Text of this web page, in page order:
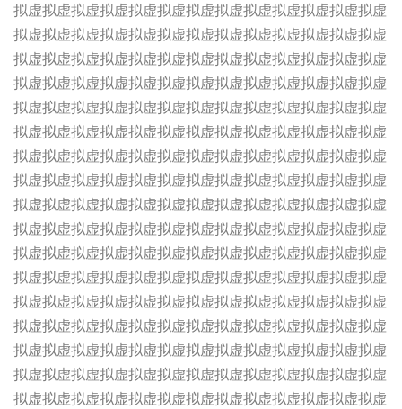
拟虚拟虚拟虚拟虚拟虚拟虚拟虚拟虚拟虚拟虚拟虚拟虚拟虚
拟虚拟虚拟虚拟虚拟虚拟虚拟虚拟虚拟虚拟虚拟虚拟虚拟虚
拟虚拟虚拟虚拟虚拟虚拟虚拟虚拟虚拟虚拟虚拟虚拟虚拟虚
拟虚拟虚拟虚拟虚拟虚拟虚拟虚拟虚拟虚拟虚拟虚拟虚拟虚
拟虚拟虚拟虚拟虚拟虚拟虚拟虚拟虚拟虚拟虚拟虚拟虚拟虚
拟虚拟虚拟虚拟虚拟虚拟虚拟虚拟虚拟虚拟虚拟虚拟虚拟虚
拟虚拟虚拟虚拟虚拟虚拟虚拟虚拟虚拟虚拟虚拟虚拟虚拟虚
拟虚拟虚拟虚拟虚拟虚拟虚拟虚拟虚拟虚拟虚拟虚拟虚拟虚
拟虚拟虚拟虚拟虚拟虚拟虚拟虚拟虚拟虚拟虚拟虚拟虚拟虚
拟虚拟虚拟虚拟虚拟虚拟虚拟虚拟虚拟虚拟虚拟虚拟虚拟虚
拟虚拟虚拟虚拟虚拟虚拟虚拟虚拟虚拟虚拟虚拟虚拟虚拟虚
拟虚拟虚拟虚拟虚拟虚拟虚拟虚拟虚拟虚拟虚拟虚拟虚拟虚
拟虚拟虚拟虚拟虚拟虚拟虚拟虚拟虚拟虚拟虚拟虚拟虚拟虚
拟虚拟虚拟虚拟虚拟虚拟虚拟虚拟虚拟虚拟虚拟虚拟虚拟虚
拟虚拟虚拟虚拟虚拟虚拟虚拟虚拟虚拟虚拟虚拟虚拟虚拟虚
拟虚拟虚拟虚拟虚拟虚拟虚拟虚拟虚拟虚拟虚拟虚拟虚拟虚
拟虚拟虚拟虚拟虚拟虚拟虚拟虚拟虚拟虚拟虚拟虚拟虚拟虚